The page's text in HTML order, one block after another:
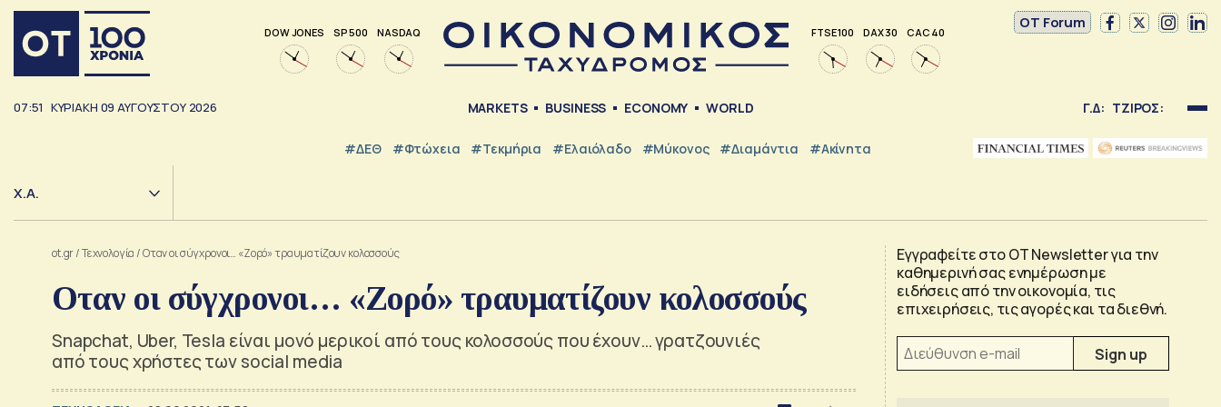
DOW JONES SP 500 NASDAQ FTSE 100 DAX 30 CAC 40
OT Forum
07:51 ΚΥΡΙΑΚΗ 09 ΑΥΓΟΥΣΤΟΥ 2026 MARKETS BUSINESS ECONOMY WORLD Γ.Δ: ΤΖΙΡΟΣ:
#ΔΕΘ #Φτώχεια #Τεκμήρια #Ελαιόλαδο #Μύκονος #Διαμάντια #Ακίνητα
Χ.Α.
ot.gr/Τεχνολογία /Οταν οι σύγχρονοι… «Ζορό» τραυματίζουν κολοσσούς
Οταν οι σύγχρονοι… «Ζορό» τραυματίζουν κολοσσούς
Snapchat, Uber, Tesla είναι μονό μερικοί από τους κολοσσούς που έχουν… γρατζουνιές
από τους χρήστες των social media
Εγγραφείτε στο OT Newsletter για την
καθημερινή σας ενημέρωση με
ειδήσεις από την οικονομία, τις
επιχειρήσεις, τις αγορές και τα διεθνή.